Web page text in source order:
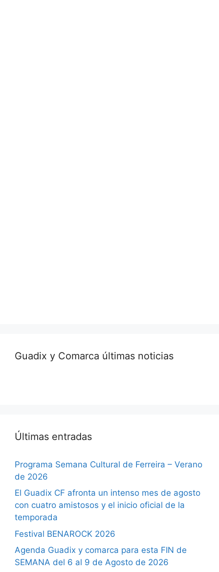
Guadix y Comarca últimas noticias
Últimas entradas
Programa Semana Cultural de Ferreira – Verano
de 2026
El Guadix CF afronta un intenso mes de agosto
con cuatro amistosos y el inicio oficial de la
temporada
Festival BENAROCK 2026
Agenda Guadix y comarca para esta FIN de
SEMANA del 6 al 9 de Agosto de 2026